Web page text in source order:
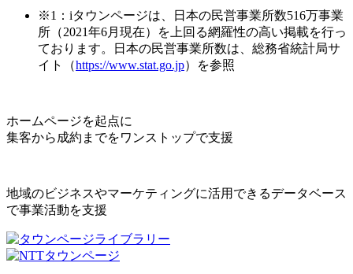
※1：iタウンページは、日本の民営事業所数516万事業
所（2021年6月現在）を上回る網羅性の高い掲載を行っ
ております。日本の民営事業所数は、総務省統計局サ
イト（https://www.stat.go.jp）を参照
ホームページを起点に
集客から成約までをワンストップで支援
地域のビジネスやマーケティングに活用できるデータベース
で事業活動を支援